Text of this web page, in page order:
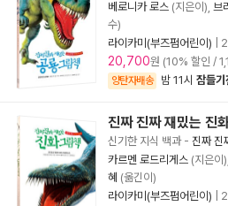
베로니카 로스 (지은이), 브
수)
라이카미(부즈펌어린이)
20,700원 (10% 할인 /
양탄자배송 밤 11시 잠들기
진짜 진짜 재밌는 진
신기한 지식 백과- 진짜 진
카르멘 로드리게스 (지은이),
혜 (옮긴이)
라이카미(부즈펌어린이)